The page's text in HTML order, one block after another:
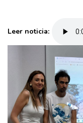
Leer noticia: